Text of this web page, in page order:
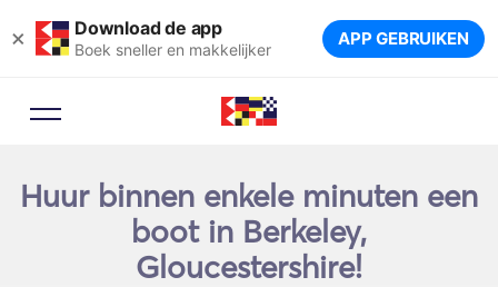
× Download de app
Boek sneller en makkelijker APP GEBRUIKEN
Huur binnen enkele minuten een
boot in Berkeley,
Gloucestershire!